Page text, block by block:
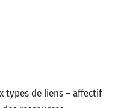
types de liens – affectif